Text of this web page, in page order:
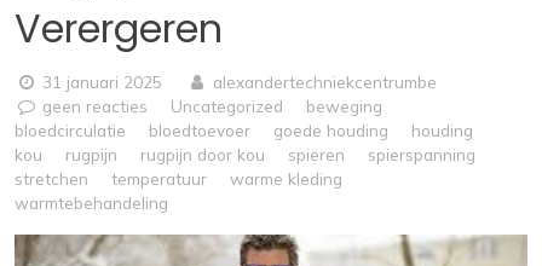
Verergeren
31 januari 2025
alexandertechniekcentrumbe
geen reacties
Uncategorized
beweging
bloedcirculatie
bloedtoevoer goede houding
houding
kou
rugpijn rugpijn door kou spieren
spierspanning
stretchen
temperatuur
warme kleding
warmtebehandeling